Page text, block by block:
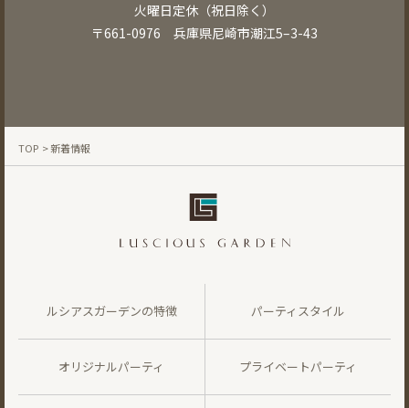
火曜日定休（祝日除く）
〒661-0976 兵庫県尼崎市潮江5–3-43
TOP > 新着情報
ルシアスガーデンの特徴 パーティスタイル
オリジナルパーティ プライベートパーティ